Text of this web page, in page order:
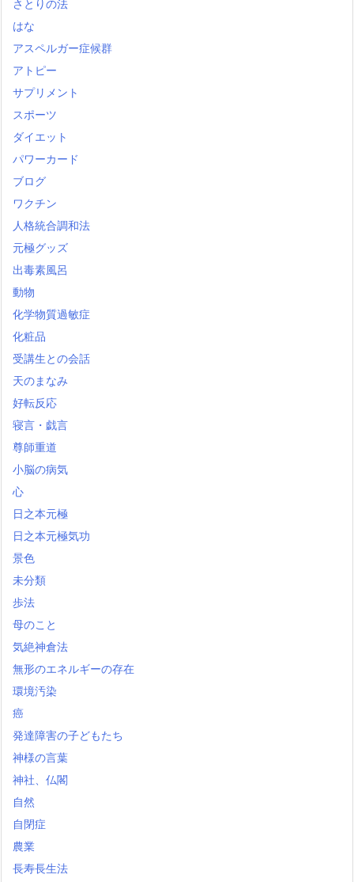
さとりの法
はな
アスペルガー症候群
アトピー
サプリメント
スポーツ
ダイエット
パワーカード
ブログ
ワクチン
人格統合調和法
元極グッズ
出毒素風呂
動物
化学物質過敏症
化粧品
受講生との会話
天のまなみ
好転反応
寝言・戯言
尊師重道
小脳の病気
心
日之本元極
日之本元極気功
景色
未分類
歩法
母のこと
気絶神倉法
無形のエネルギーの存在
環境汚染
癌
発達障害の子どもたち
神様の言葉
神社、仏閣
自然
自閉症
農業
長寿長生法